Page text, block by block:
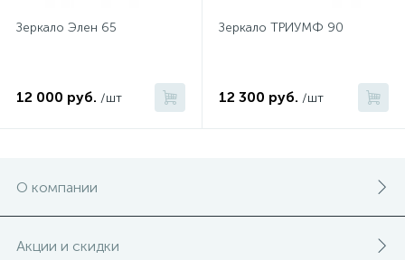
Зеркало Элен 65
12 000 руб. /шт
Зеркало ТРИУМФ 90
12 300 руб. /шт
О компании
Акции и скидки